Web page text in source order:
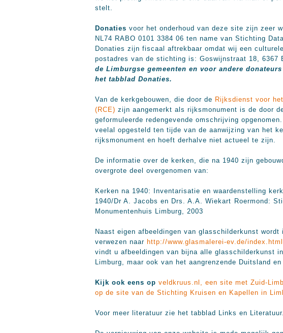
stelt.
Donaties voor het onderhoud van deze site zijn zeer
NL74 RABO 0101 3384 06 ten name van Stichting
Donaties zijn fiscaal aftrekbaar omdat wij een
postadres van de stichting is: Goswijnstraat 18, 6367
de Limburgse gemeenten en voor andere
het tabblad Donaties.
Van de kerkgebouwen, die door de Rijksdienst voor
(RCE) zijn aangemerkt als rijksmonument is de door
geformuleerde redengevende omschrijving
veelal opgesteld ten tijde van de aanwijzing van het
rijksmonument en hoeft derhalve niet actueel te zijn.
De informatie over de kerken, die na 1940 zijn
overgrote deel overgenomen van:
Kerken na 1940: Inventarisatie en waardenstelling
1940/Dr A. Jacobs en Drs. A.A. Wiekart Roermond:
Monumentenhuis Limburg, 2003
Naast eigen afbeeldingen van glasschilderkunst wordt
verwezen naar http://www.glasmalerei-ev.de/index.html
vindt u afbeeldingen van bijna alle glasschilderkunst
Limburg, maar ook van het aangrenzende Duitsland
Kijk ook eens op veldkruus.nl, een site met Zuid-
op de site van de Stichting Kruisen en Kapellen in
Voor meer literatuur zie het tabblad Links en Literatuur.